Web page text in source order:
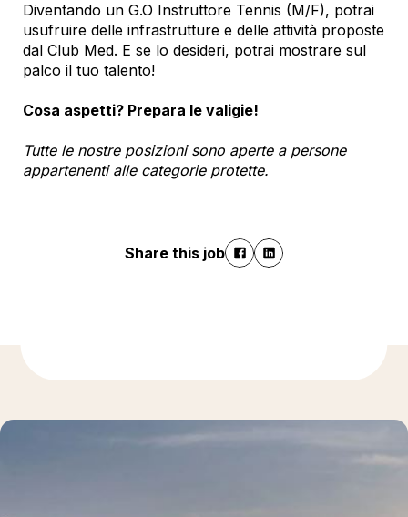
Diventando un G.O Instruttore Tennis (M/F), potrai
usufruire delle infrastrutture e delle attività proposte
dal Club Med. E se lo desideri, potrai mostrare sul
palco il tuo talento!
Cosa aspetti? Prepara le valigie!
Tutte le nostre posizioni sono aperte a persone
appartenenti alle categorie protette.
Share this job